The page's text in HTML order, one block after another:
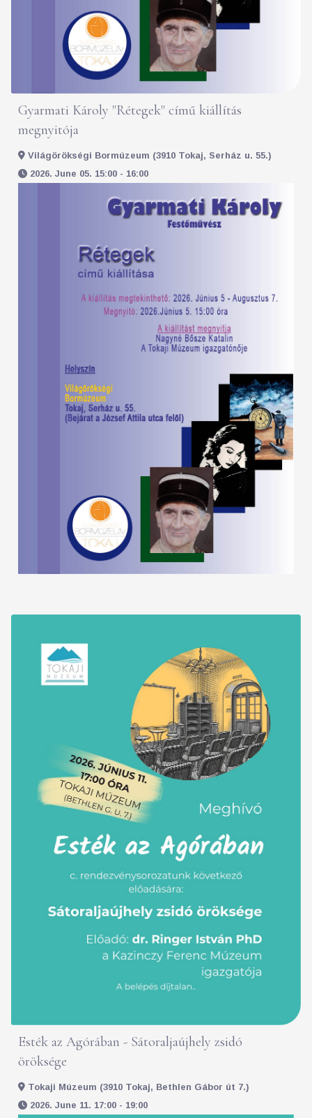
Gyarmati Károly "Rétegek" című kiállítás
megnyitója
Világörökségi Bormúzeum (3910 Tokaj, Serház u. 55.)
2026. June 05. 15:00 - 16:00
Esték az Agórában - Sátoraljaújhely zsidó
öröksége
Tokaji Múzeum (3910 Tokaj, Bethlen Gábor út 7.)
2026. June 11. 17:00 - 19:00